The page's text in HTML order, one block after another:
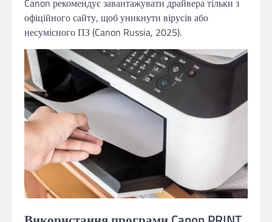
офіційного сайту, щоб уникнути вірусів або
несумісного ПЗ (Canon Russia, 2025).